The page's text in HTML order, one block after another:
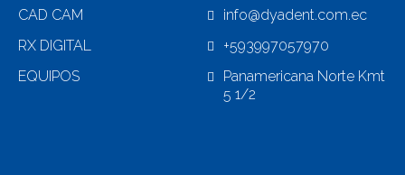
CAD CAM
RX DIGITAL
EQUIPOS
info@dyadent.com.ec
+593997057970
Panamericana Norte Kmt
5 1/2